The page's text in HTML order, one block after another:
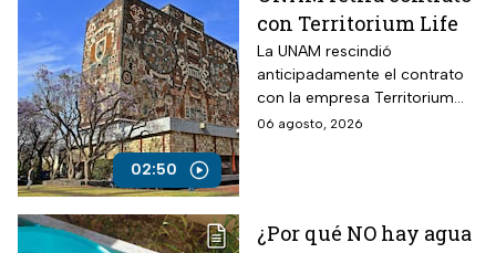
02:50
con Territorium Life
La UNAM rescindió
anticipadamente el contrato
con la empresa Territorium
Life, encargada del examen
06 agosto, 2026
¿Por qué NO hay agua